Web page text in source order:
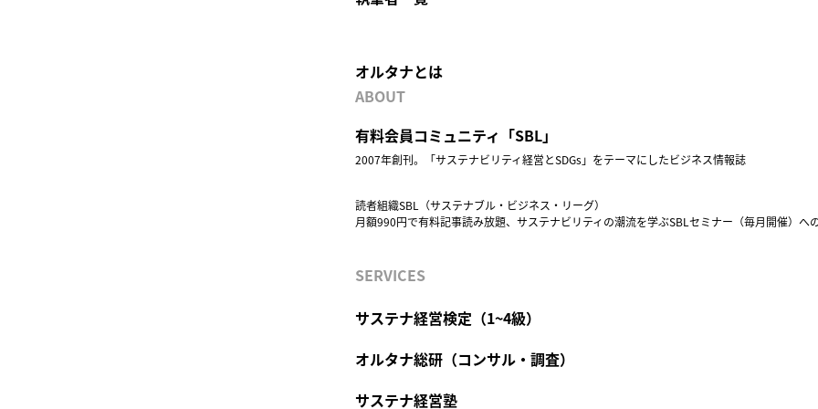
オルタナとは
ABOUT
有料会員コミュニティ「SBL」
2007年創刊。「サステナビリティ経営とSDGs」をテーマにしたビジネス情報誌
読者組織SBL（サステナブル・ビジネス・リーグ）
月額990円で有料記事読み放題、サステナビリティの潮流を学ぶSBLセミナー（毎月開催）へ
SERVICES
サステナ経営検定（1~4級）
オルタナ総研（コンサル・調査）
サステナ経営塾